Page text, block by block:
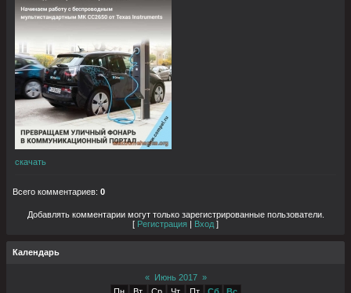
скачать
Всего комментариев: 0
Добавлять комментарии могут только зарегистрированные пользователи.
[ Регистрация | Вход ]
Календарь
« Июнь 2017 »